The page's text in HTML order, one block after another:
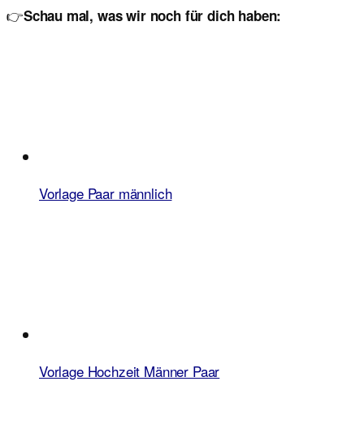
👉Schau mal, was wir noch für dich haben:
Vorlage Paar männlich
Vorlage Hochzeit Männer Paar